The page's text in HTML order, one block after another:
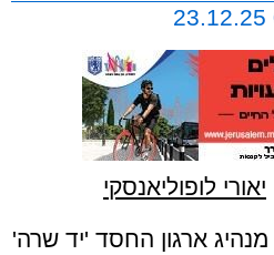
יאורי לופוליאנסקי
מנהיג ארגון החסד 'יד שרה'